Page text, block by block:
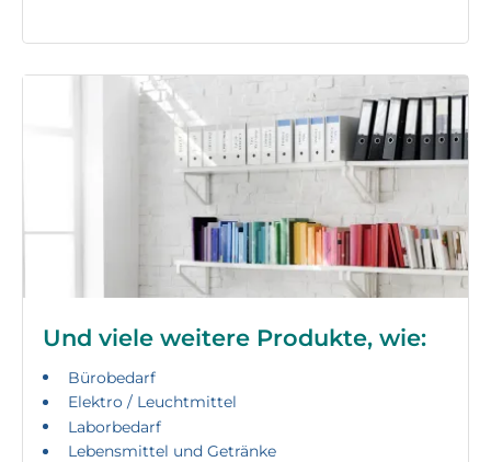
Und viele weitere Produkte, wie:
Bürobedarf
Elektro / Leuchtmittel
Laborbedarf
Lebensmittel und Getränke